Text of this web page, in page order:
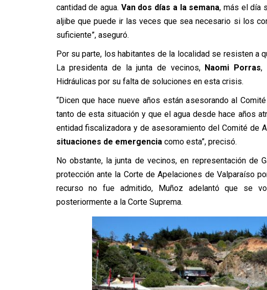
cantidad de agua. Van dos días a la semana, más el día
aljibe que puede ir las veces que sea necesario si los
suficiente”, aseguró.
Por su parte, los habitantes de la localidad se resisten a
La presidenta de la junta de vecinos, Naomi Porras,
Hidráulicas por su falta de soluciones en esta crisis.
“Dicen que hace nueve años están asesorando al
tanto de esta situación y que el agua desde hace años
entidad fiscalizadora y de asesoramiento del Comité de
situaciones de emergenciacomo esta”, precisó.
No obstante, la junta de vecinos, en representación de
protección ante la Corte de Apelaciones de Valparaíso
recurso no fue admitido, Muñoz adelantó que se
posteriormente a la Corte Suprema.